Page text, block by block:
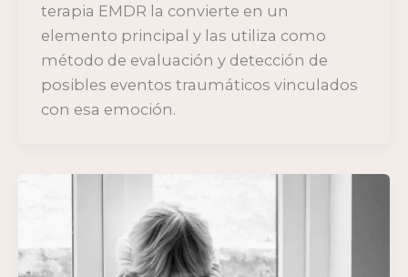
terapia EMDR la convierte en un
elemento principal y las utiliza como
método de evaluación y detección de
posibles eventos traumáticos vinculados
con esa emoción.